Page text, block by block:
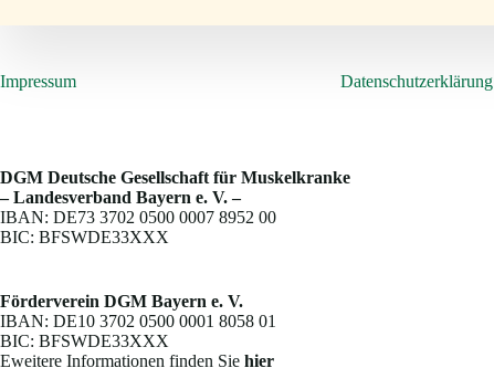
Impressum Datenschutzerklärung
DGM Deutsche Gesellschaft für Muskelkranke
– Landesverband Bayern e. V. –
IBAN: DE73 3702 0500 0007 8952 00
BIC: BFSWDE33XXX
Förderverein DGM Bayern e. V.
IBAN: DE10 3702 0500 0001 8058 01
BIC: BFSWDE33XXX
Eweitere Informationen finden Sie hier